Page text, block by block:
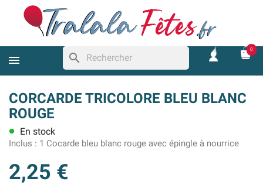
search
0
CORCARDE TRICOLORE BLEU BLANC
ROUGE
lens En stock
Inclus : 1 Cocarde bleu blanc rouge avec épingle à nourrice
2,25 €